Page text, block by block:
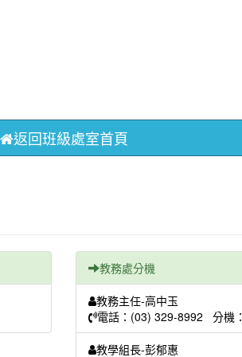
返回班級處室首頁
教務處分機
教務主任-高中玉
電話：(03) 329-8992 分機
教學組長-彭郁惠